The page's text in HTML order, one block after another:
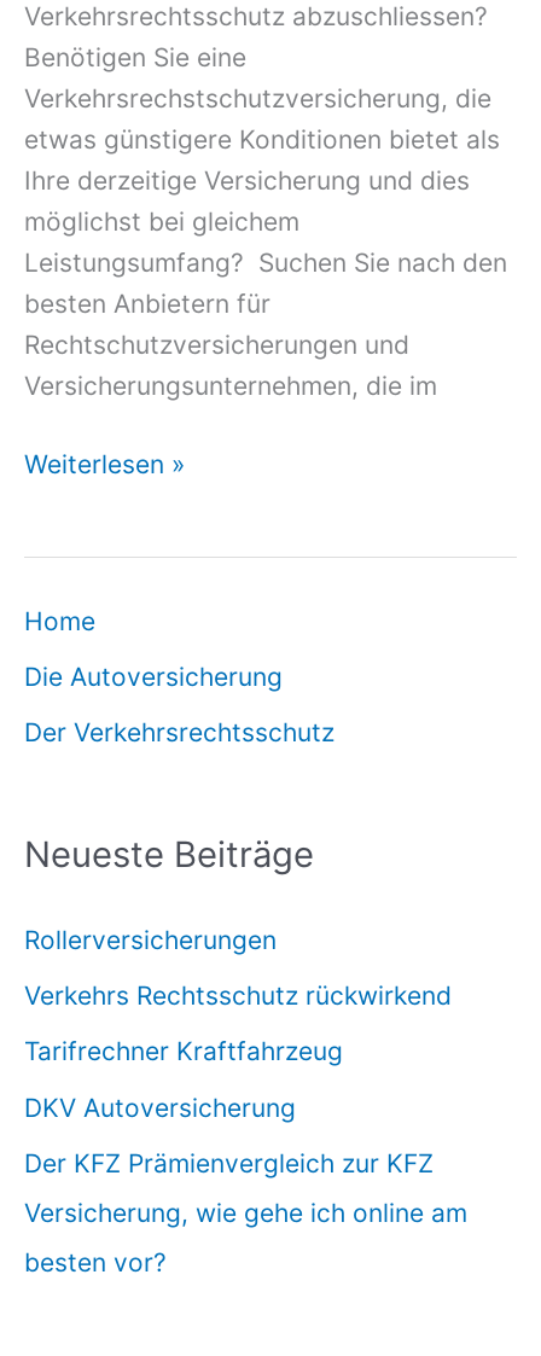
Verkehrsrechtsschutz abzuschliessen?
Benötigen Sie eine
Verkehrsrechstschutzversicherung, die
etwas günstigere Konditionen bietet als
Ihre derzeitige Versicherung und dies
möglichst bei gleichem
Leistungsumfang? Suchen Sie nach den
besten Anbietern für
Rechtschutzversicherungen und
Versicherungsunternehmen, die im
Rechtschutz
Weiterlesen »
Home
Die Autoversicherung
Der Verkehrsrechtsschutz
Neueste Beiträge
Rollerversicherungen
Verkehrs Rechtsschutz rückwirkend
Tarifrechner Kraftfahrzeug
DKV Autoversicherung
Der KFZ Prämienvergleich zur KFZ
Versicherung, wie gehe ich online am
besten vor?